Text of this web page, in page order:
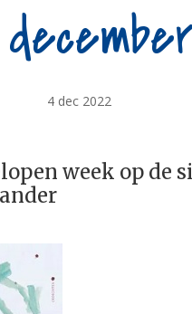
4 dec 2022
week op de